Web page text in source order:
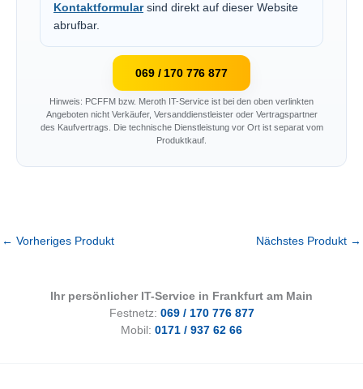
Kontaktformularsind direkt auf dieser Website
abrufbar.
069 / 170 776 877
Hinweis: PCFFM bzw. Meroth IT-Service ist bei den oben verlinkten
Angeboten nicht Verkäufer, Versanddienstleister oder Vertragspartner
des Kaufvertrags. Die technische Dienstleistung vor Ort ist separat vom
Produktkauf.
← Vorheriges Produkt Nächstes Produkt →
Ihr persönlicher IT-Service in Frankfurt am Main
Festnetz: 069 / 170 776 877
Mobil: 0171 / 937 62 66